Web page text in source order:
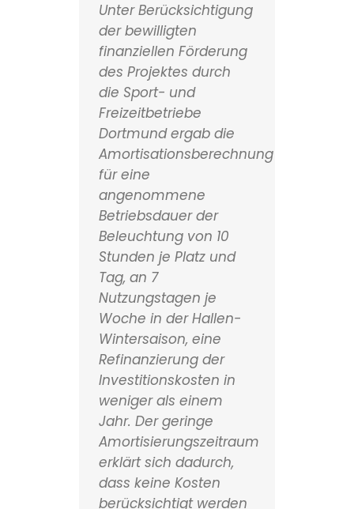
Unter Berücksichtigung
der bewilligten
finanziellen Förderung
des Projektes durch
die Sport- und
Freizeitbetriebe
Dortmund ergab die
Amortisationsberechnung
für eine
angenommene
Betriebsdauer der
Beleuchtung von 10
Stunden je Platz und
Tag, an 7
Nutzungstagen je
Woche in der Hallen-
Wintersaison, eine
Refinanzierung der
Investitionskosten in
weniger als einem
Jahr. Der geringe
Amortisierungszeitraum
erklärt sich dadurch,
dass keine Kosten
berücksichtigt werden